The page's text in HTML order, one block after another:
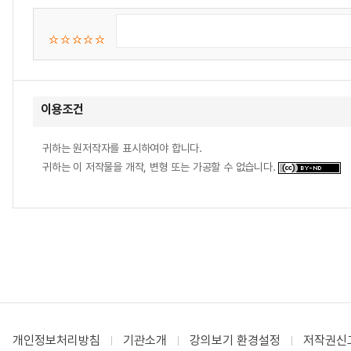
이용조건
귀하는 원저작자를 표시하여야 합니다.
귀하는 이 저작물을 개작, 변형 또는 가공할 수 없습니다.
개인정보처리방침 기관소개 강의보기 환경설정 저작권신